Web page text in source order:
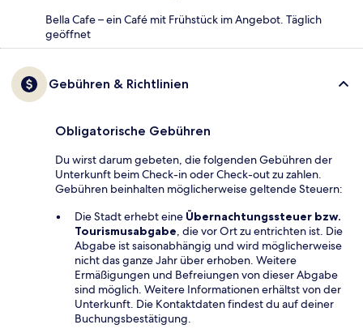
Bella Cafe – ein Café mit Frühstück im Angebot. Täglich
geöffnet
Gebühren & Richtlinien
Obligatorische Gebühren
Du wirst darum gebeten, die folgenden Gebühren der
Unterkunft beim Check-in oder Check-out zu zahlen.
Gebühren beinhalten möglicherweise geltende Steuern:
Die Stadt erhebt eine Übernachtungssteuer bzw.
Tourismusabgabe, die vor Ort zu entrichten ist. Die
Abgabe ist saisonabhängig und wird möglicherweise
nicht das ganze Jahr über erhoben. Weitere
Ermäßigungen und Befreiungen von dieser Abgabe
sind möglich. Weitere Informationen erhältst von der
Unterkunft. Die Kontaktdaten findest du auf deiner
Buchungsbestätigung.